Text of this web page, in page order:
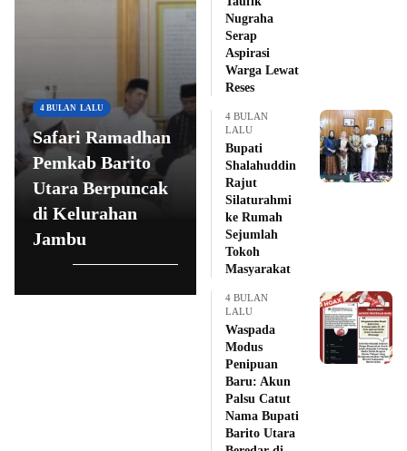
4 BULAN LALU
Safari Ramadhan
Pemkab Barito
Utara Berpuncak
di Kelurahan
Jambu
5 BULAN LALU
Fraksi di DPRD
Barito Utara
Sampaikan
Pandangan Umum
Terhadap Lima
Raperda Usulan
Pemkab
Nugraha
Serap
Aspirasi
Warga Lewat
Reses
4 BULAN
LALU
Bupati
Shalahuddin
Rajut
Silaturahmi
ke Rumah
Sejumlah
Tokoh
Masyarakat
4 BULAN
LALU
Waspada
Modus
Penipuan
Baru: Akun
Palsu Catut
Nama Bupati
Barito Utara